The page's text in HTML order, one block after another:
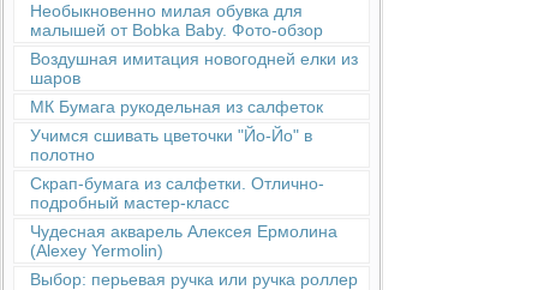
Необыкновенно милая обувка для
малышей от Bobka Baby. Фото-обзор
Воздушная имитация новогодней елки из
шаров
МК Бумага рукодельная из салфеток
Учимся сшивать цветочки "Йо-Йо" в
полотно
Скрап-бумага из салфетки. Отлично-
подробный мастер-класс
Чудесная акварель Алексея Ермолина
(Alexey Yermolin)
Выбор: перьевая ручка или ручка роллер